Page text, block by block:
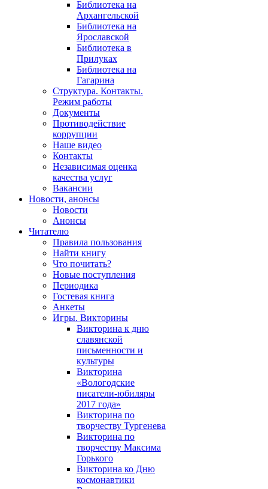
Библиотека на
Архангельской
Библиотека на
Ярославской
Библиотека в
Прилуках
Библиотека на
Гагарина
Структура. Контакты.
Режим работы
Документы
Противодействие
коррупции
Наше видео
Контакты
Независимая оценка
качества услуг
Вакансии
Новости, анонсы
Новости
Анонсы
Читателю
Правила пользования
Найти книгу
Что почитать?
Новые поступления
Периодика
Гостевая книга
Анкеты
Игры. Викторины
Викторина к дню
славянской
письменности и
культуры
Викторина
«Вологодские
писатели-юбиляры
2017 года»
Викторина по
творчеству Тургенева
Викторина по
творчеству Максима
Горького
Викторина ко Дню
космонавтики